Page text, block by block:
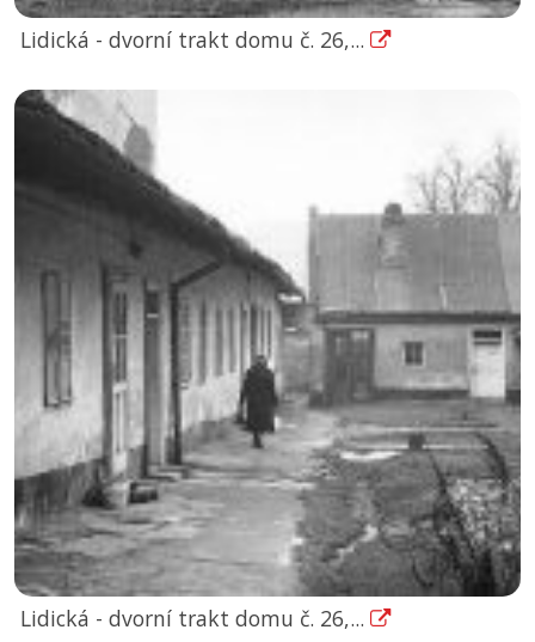
Lidická - dvorní trakt domu č. 26,...
Lidická - dvorní trakt domu č. 26,...